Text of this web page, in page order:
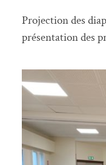
Projection des
présentation des